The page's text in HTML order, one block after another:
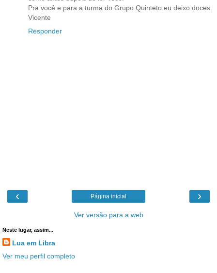
Pra você e para a turma do Grupo Quinteto eu deixo doces.
Vicente
Responder
‹ ›
Página inicial
Ver versão para a web
Neste lugar, assim...
Lua em Libra
Ver meu perfil completo